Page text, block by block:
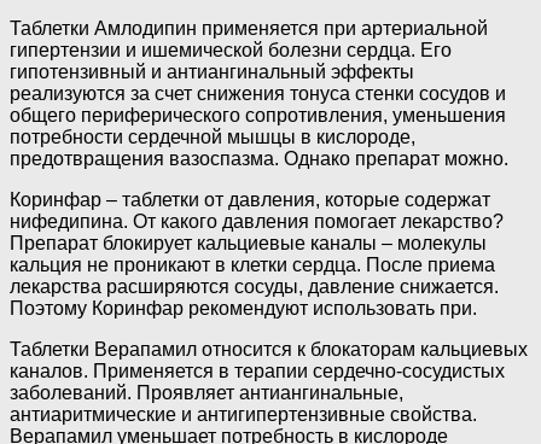
Таблетки Амлодипин применяется при артериальной
гипертензии и ишемической болезни сердца. Его
гипотензивный и антиангинальный эффекты
реализуются за счет снижения тонуса стенки сосудов и
общего периферического сопротивления, уменьшения
потребности сердечной мышцы в кислороде,
предотвращения вазоспазма. Однако препарат можно.
Коринфар – таблетки от давления, которые содержат
нифедипина. От какого давления помогает лекарство?
Препарат блокирует кальциевые каналы – молекулы
кальция не проникают в клетки сердца. После приема
лекарства расширяются сосуды, давление снижается.
Поэтому Коринфар рекомендуют использовать при.
Таблетки Верапамил относится к блокаторам кальциевых
каналов. Применяется в терапии сердечно-сосудистых
заболеваний. Проявляет антиангинальные,
антиаритмические и антигипертензивные свойства.
Верапамил уменьшает потребность в кислороде